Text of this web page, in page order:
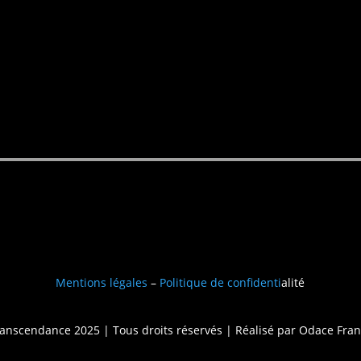
Mentions légales – Politique de confidentialité
2025 | Tous droits réservés | Réalisé par Odace